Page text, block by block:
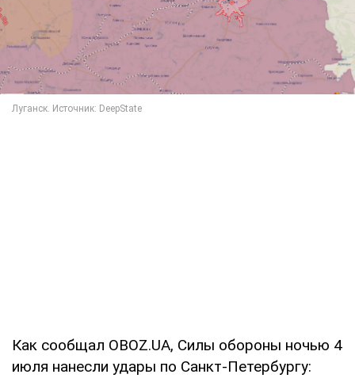
Как сообщал OBOZ.UA, Силы обороны ночью 4
июля нанесли удары по Санкт-Петербургу: